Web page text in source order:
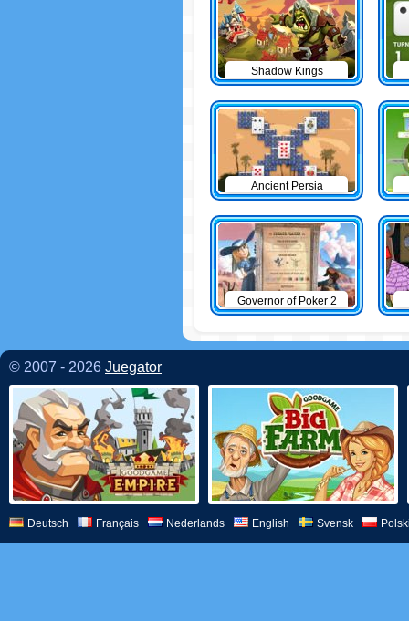
Shadow Kings
Ancient Persia
Solitaire
Governor of Poker 2
© 2007 - 2026 Juegator
Deutsch Français Nederlands English Svensk